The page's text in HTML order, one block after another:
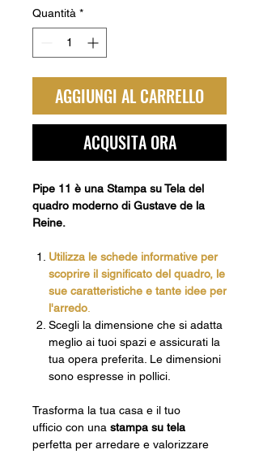
Quantità *
AGGIUNGI AL CARRELLO
ACQUSITA ORA
Pipe 11 è una Stampa su Tela del
quadro moderno di Gustave de la
Reine.
Utilizza le schede informative per
scoprire il significato del quadro, le
sue caratteristiche e tante idee per
l'arredo
Scegli la dimensione che si adatta
meglio ai tuoi spazi e assicurati la
tua opera preferita. Le dimensioni
sono espresse in pollici.
Trasforma la tua casa e il tuo
ufficio con una stampa su tela
perfetta per arredare e valorizzare